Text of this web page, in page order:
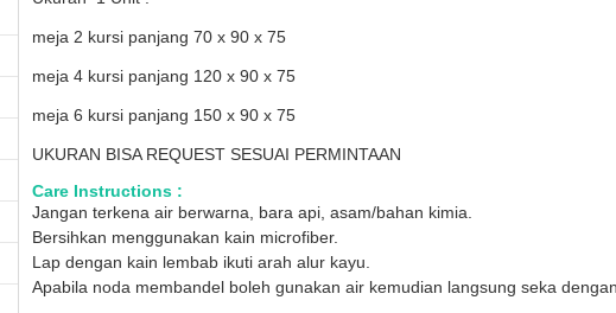
meja 2 kursi panjang 70 x 90 x 75
meja 4 kursi panjang 120 x 90 x 75
meja 6 kursi panjang 150 x 90 x 75
UKURAN BISA REQUEST SESUAI PERMINTAAN
Care Instructions :
Jangan terkena air berwarna, bara api, asam/bahan kimia.
Bersihkan menggunakan kain microfiber.
Lap dengan kain lembab ikuti arah alur kayu.
Apabila noda membandel boleh gunakan air kemudian langsung seka